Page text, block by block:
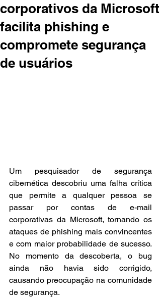
corporativos da Microsoft
facilita phishing e
compromete segurança
de usuários
Um pesquisador de segurança
cibernética descobriu uma falha crítica
que permite a qualquer pessoa se
passar por contas de e-mail
corporativas da Microsoft, tornando os
ataques de phishing mais convincentes
e com maior probabilidade de sucesso.
No momento da descoberta, o bug
ainda não havia sido corrigido,
causando preocupação na comunidade
de segurança.